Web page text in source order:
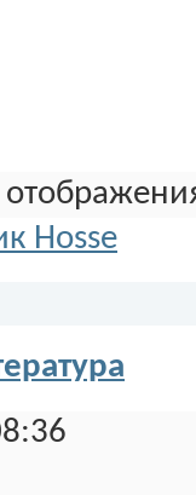
Hosse